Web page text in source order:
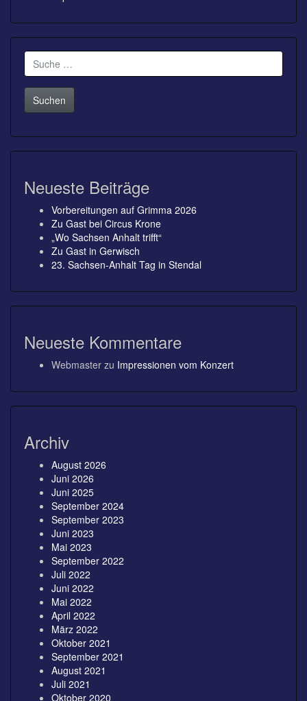
Suche
nach:
Neueste Beiträge
Vorbereitungen auf Grimma 2026
Zu Gast bei Circus Krone
„Wo Sachsen Anhalt trifft“
Zu Gast in Gerwisch
23. Sachsen-Anhalt Tag in Stendal
Neueste Kommentare
Webmaster zu Impressionen vom Konzert
Archiv
August 2026
Juni 2026
Juni 2025
September 2024
September 2023
Juni 2023
Mai 2023
September 2022
Juli 2022
Juni 2022
Mai 2022
April 2022
März 2022
Oktober 2021
September 2021
August 2021
Juli 2021
Oktober 2020